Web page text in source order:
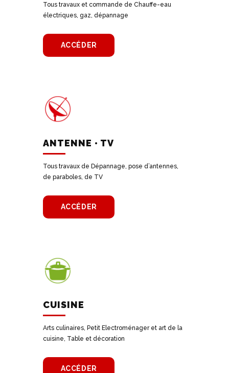
Tous travaux et commande de Chauffe-eau
électriques, gaz, dépannage
ACCÉDER
ANTENNE • TV
Tous travaux de Dépannage, pose d’antennes,
de paraboles, de TV
ACCÉDER
CUISINE
Arts culinaires, Petit Electroménager et art de la
cuisine, Table et décoration
ACCÉDER